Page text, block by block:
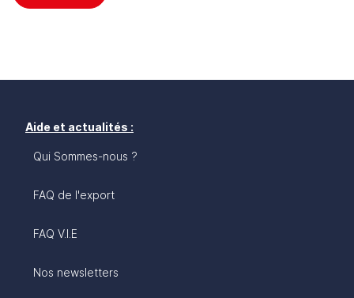
Aide et actualités :
Qui Sommes-nous ?
FAQ de l'export
FAQ V.I.E
Nos newsletters